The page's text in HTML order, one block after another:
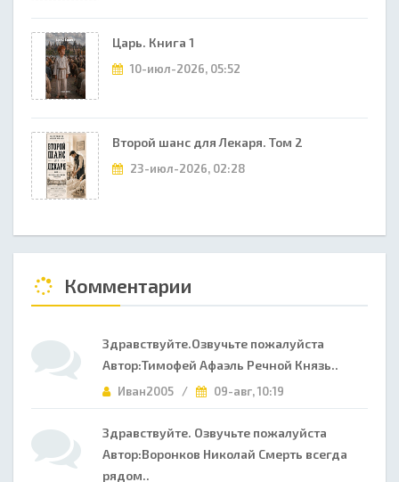
Царь. Книга 1
10-июл-2026, 05:52
Второй шанс для Лекаря. Том 2
23-июл-2026, 02:28
Комментарии
Здравствуйте.Озвучьте пожалуйста
Автор:Тимофей Афаэль Речной Князь..
Иван2005 / 09-авг, 10:19
Здравствуйте. Озвучьте пожалуйста
Автор:Воронков Николай Смерть всегда
рядом..